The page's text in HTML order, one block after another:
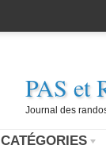
PAS et
Journal des
CATÉGORIES